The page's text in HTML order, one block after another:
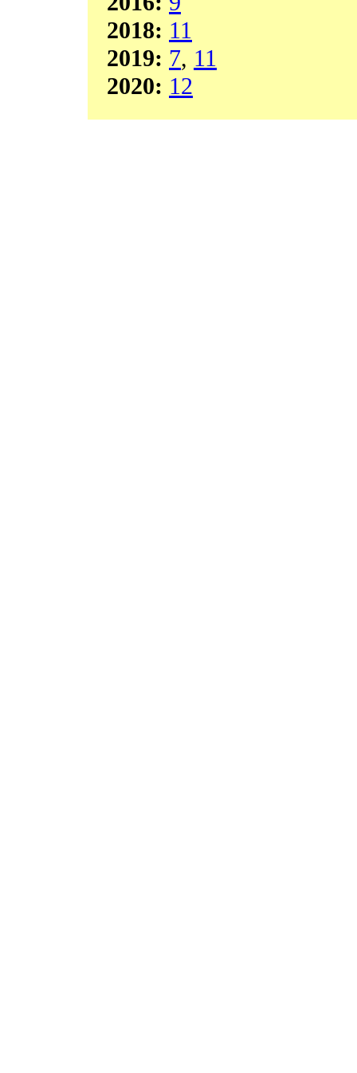
2018: 11
2019: 7, 11
2020: 12